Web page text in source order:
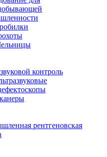
контроль
рентгеновская